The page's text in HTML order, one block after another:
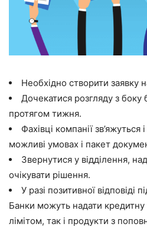
Необхідно створити заявку
Дочекатися розгляду з боку
протягом тижня.
Фахівці компанії
можливі умовах і пакет
Звернутися у відділення,
очікувати рішення.
У разі позитивної відповіді
Банки можуть надати
лімітом, так і продукти з